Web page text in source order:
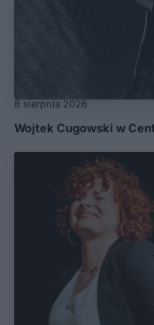
8 sierpnia 2026
Wojtek Cugowski w